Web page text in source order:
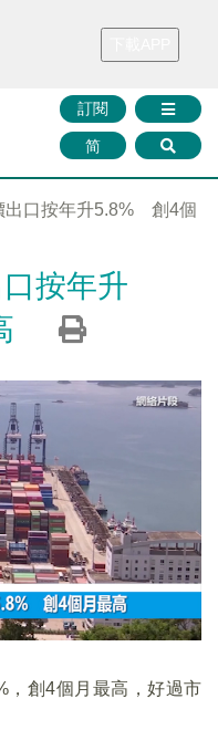
財華證券 媒體矩陣
訂閱
简
出口按年升5.8% 創4個
按年升
，創4個月最高，好過市